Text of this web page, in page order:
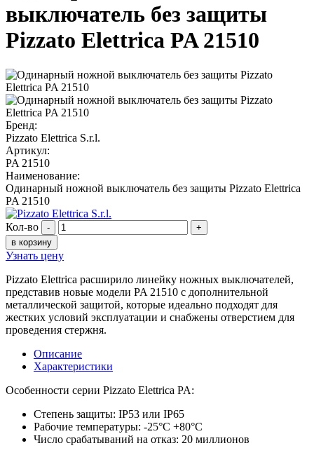
выключатель без защиты
Pizzato Elettrica PA 21510
Бренд:
Pizzato Elettrica S.r.l.
Артикул:
PA 21510
Наименование:
Одинарный ножной выключатель без защиты Pizzato Elettrica
PA 21510
Кол-во -
+
в корзину
Узнать цену
Pizzato Elettrica расширило линейку ножных выключателей,
представив новые модели PA 21510 с дополнительной
металлической защитой, которые идеально подходят для
жестких условий эксплуатации и снабжены отверстием для
проведения стержня.
Описание
Характеристики
Особенности серии Pizzato Elettrica PA:
Степень защиты: IP53 или IP65
Рабочие температуры: -25°С +80°С
Число срабатываний на отказ: 20 миллионов